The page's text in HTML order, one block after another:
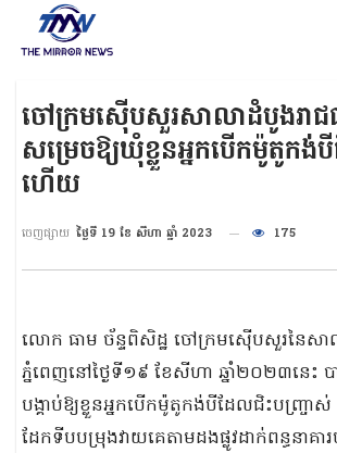
ចៅក្រមស៊ើបសួរសាលាដំបូងរាជ
សម្រេចឱ្យឃុំខ្លួនអ្នកបើកម៉ូតូកង់
ហើយ
ចេញផ្សាយ ថ្ងៃទី 19 ខែ សីហា ឆ្នាំ 2023 175
លោក ធាម ច័ន្ទពិសិដ្ឋ ចៅក្រមស៊ើបសួរនៃសា
ភ្នំពេញនៅថ្ងៃទី១៩ ខែសីហា ឆ្នាំ២០២៣នេះ
បង្គាប់ឱ្យខ្លួនអ្នកបើកម៉ូតូកង់បីដែលជិះបញ្ច្រា
ដែកទីបបម្រុងវាយគេតាមដងផ្លូវដាក់ពន្ធនាគា